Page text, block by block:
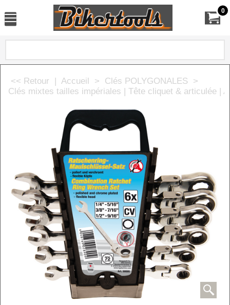
0
<< Retour | Accueil > Clés POLYGONALES >
Clés mixtes tailles impériales | Tête cliquet & articulée |